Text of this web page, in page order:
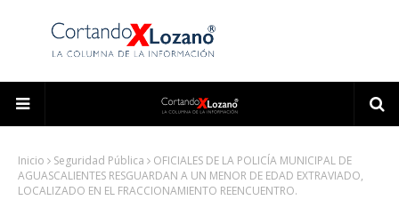
Inicio Seguridad Pública
OFICIALES DE LA POLICÍA MUNICIPAL DE
AGUASCALIENTES RESGUARDAN A UN MENOR DE EDAD EXTRAVIADO,
LOCALIZADO EN EL FRACCIONAMIENTO REENCUENTRO.